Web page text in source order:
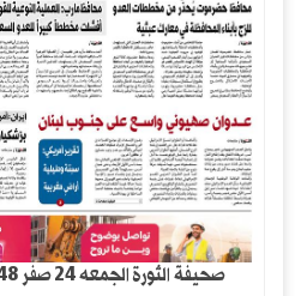
صحيفة الثورة الجمعه 24 صفر 1448- 7 اغسطس 2026